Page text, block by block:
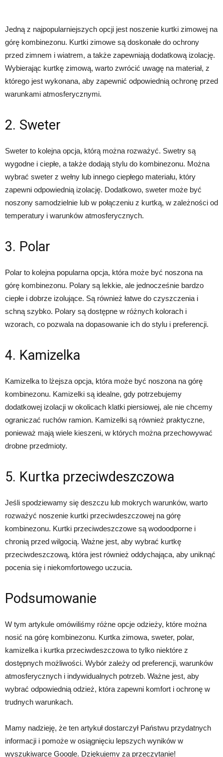
Jedną z najpopularniejszych opcji jest noszenie kurtki zimowej na
górę kombinezonu. Kurtki zimowe są doskonałe do ochrony
przed zimnem i wiatrem, a także zapewniają dodatkową izolację.
Wybierając kurtkę zimową, warto zwrócić uwagę na materiał, z
którego jest wykonana, aby zapewnić odpowiednią ochronę przed
warunkami atmosferycznymi.
2. Sweter
Sweter to kolejna opcja, którą można rozważyć. Swetry są
wygodne i ciepłe, a także dodają stylu do kombinezonu. Można
wybrać sweter z wełny lub innego ciepłego materiału, który
zapewni odpowiednią izolację. Dodatkowo, sweter może być
noszony samodzielnie lub w połączeniu z kurtką, w zależności od
temperatury i warunków atmosferycznych.
3. Polar
Polar to kolejna popularna opcja, która może być noszona na
górę kombinezonu. Polary są lekkie, ale jednocześnie bardzo
ciepłe i dobrze izolujące. Są również łatwe do czyszczenia i
schną szybko. Polary są dostępne w różnych kolorach i
wzorach, co pozwala na dopasowanie ich do stylu i preferencji.
4. Kamizelka
Kamizelka to lżejsza opcja, która może być noszona na górę
kombinezonu. Kamizelki są idealne, gdy potrzebujemy
dodatkowej izolacji w okolicach klatki piersiowej, ale nie chcemy
ograniczać ruchów ramion. Kamizelki są również praktyczne,
ponieważ mają wiele kieszeni, w których można przechowywać
drobne przedmioty.
5. Kurtka przeciwdeszczowa
Jeśli spodziewamy się deszczu lub mokrych warunków, warto
rozważyć noszenie kurtki przeciwdeszczowej na górę
kombinezonu. Kurtki przeciwdeszczowe są wodoodporne i
chronią przed wilgocią. Ważne jest, aby wybrać kurtkę
przeciwdeszczową, która jest również oddychająca, aby uniknąć
pocenia się i niekomfortowego uczucia.
Podsumowanie
W tym artykule omówiliśmy różne opcje odzieży, które można
nosić na górę kombinezonu. Kurtka zimowa, sweter, polar,
kamizelka i kurtka przeciwdeszczowa to tylko niektóre z
dostępnych możliwości. Wybór zależy od preferencji, warunków
atmosferycznych i indywidualnych potrzeb. Ważne jest, aby
wybrać odpowiednią odzież, która zapewni komfort i ochronę w
trudnych warunkach.
Mamy nadzieję, że ten artykuł dostarczył Państwu przydatnych
informacji i pomoże w osiągnięciu lepszych wyników w
wyszukiwarce Google. Dziękujemy za przeczytanie!